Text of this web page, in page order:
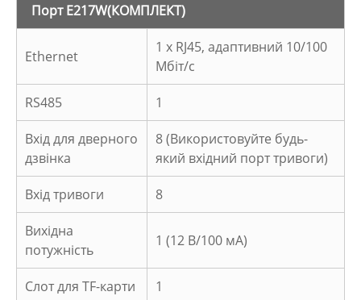
Порт E217W(КОМПЛЕКТ)
Ethernet
1 x RJ45, адаптивний 10/100
Мбіт/с
RS485 1
Вхід для дверного
дзвінка
8 (Використовуйте будь-
який вхідний порт тривоги)
Вхід тривоги 8
Вихідна
потужність
1 (12 В/100 мА)
Слот для TF-карти 1